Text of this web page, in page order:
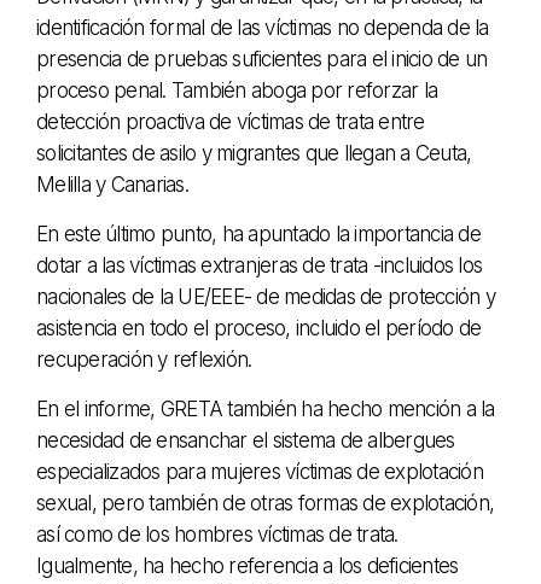
identificación formal de las víctimas no dependa de la
presencia de pruebas suficientes para el inicio de un
proceso penal. También aboga por reforzar la
detección proactiva de víctimas de trata entre
solicitantes de asilo y migrantes que llegan a Ceuta,
Melilla y Canarias.
En este último punto, ha apuntado la importancia de
dotar a las víctimas extranjeras de trata -incluidos los
nacionales de la UE/EEE- de medidas de protección y
asistencia en todo el proceso, incluido el período de
recuperación y reflexión.
En el informe, GRETA también ha hecho mención a la
necesidad de ensanchar el sistema de albergues
especializados para mujeres víctimas de explotación
sexual, pero también de otras formas de explotación,
así como de los hombres víctimas de trata.
Igualmente, ha hecho referencia a los deficientes